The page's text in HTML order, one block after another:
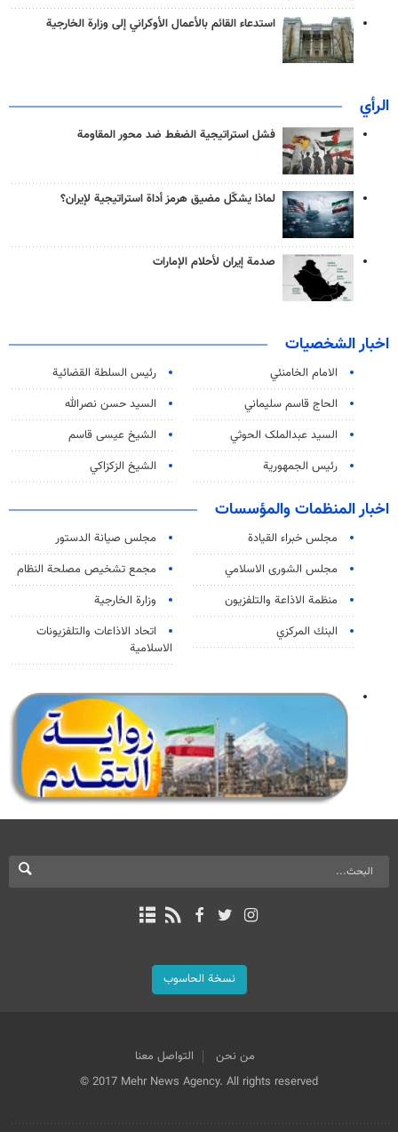
استدعاء القائم بالأعمال الأوكراني إلى وزارة الخارجية
الرأي
فشل استراتيجية الضغط ضد محور المقاومة
لماذا يشكّل مضيق هرمز أداة استراتيجية لإيران؟
صدمة إيران لأحلام الإمارات
اخبار الشخصيات
الامام الخامنئي
رئیس السلطة القضائیة
الحاج قاسم سليماني
السيد حسن نصرالله
السید عبدالملک الحوثي
الشيخ عيسى قاسم
رئيس الجمهورية
الشيخ الزكزاكي
اخبار المنظمات والمؤسسات
مجلس خبراء القيادة
مجلس صيانة الدستور
مجلس الشورى الاسلامي
مجمع تشخيص مصلحة النظام
منظمة الاذاعة والتلفزیون
وزارة الخارجية
البنك المركزي
اتحاد الاذاعات والتلفزيونات
الاسلامية
نسخة الحاسوب
من نحن
التواصل معنا
© 2017 Mehr News Agency. All rights reserved